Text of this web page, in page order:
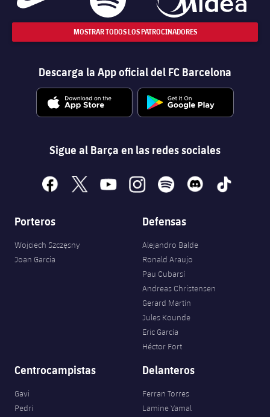
MOSTRAR TODOS LOS PATROCINADORES
Descarga la App oficial del FC Barcelona
Sigue al Barça en las redes sociales
facebook
x youtubeinstagramspotify discord tiktok
Porteros
Wojciech Szczęsny
Joan Garcia
Defensas
Alejandro Balde
Ronald Araujo
Pau Cubarsí
Andreas Christensen
Gerard Martín
Jules Kounde
Eric García
Héctor Fort
Centrocampistas
Gavi
Pedri
Delanteros
Ferran Torres
Lamine Yamal